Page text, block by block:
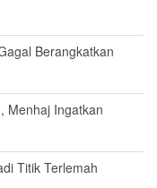
Berangkatkan
Menhaj Ingatkan
Titik Terlemah